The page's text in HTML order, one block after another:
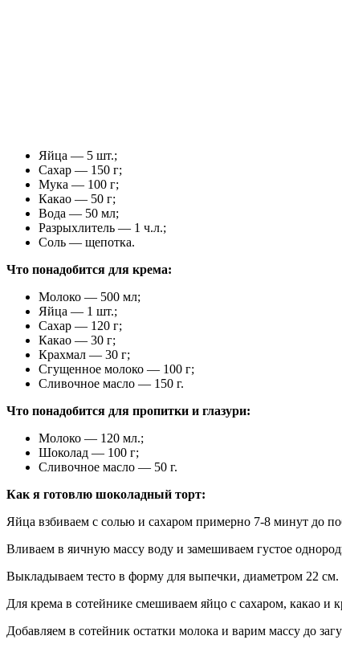
Яйца — 5 шт.;
Сахар — 150 г;
Мука — 100 г;
Какао — 50 г;
Вода — 50 мл;
Разрыхлитель — 1 ч.л.;
Соль — щепотка.
Что понадобится для крема:
Молоко — 500 мл;
Яйца — 1 шт.;
Сахар — 120 г;
Какао — 30 г;
Крахмал — 30 г;
Сгущенное молоко — 100 г;
Сливочное масло — 150 г.
Что понадобится для пропитки и глазури:
Молоко — 120 мл.;
Шоколад — 100 г;
Сливочное масло — 50 г.
Как я готовлю шоколадный торт:
Яйца взбиваем с солью и сахаром примерно 7-8 минут до
Вливаем в яичную массу воду и замешиваем густое
Выкладываем тесто в форму для выпечки, диаметром 22
Для крема в сотейнике смешиваем яйцо с сахаром, какао
Добавляем в сотейник остатки молока и варим массу до